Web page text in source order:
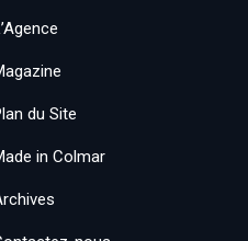
du Site
in Colmar